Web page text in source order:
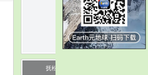
image
抚松北山生态园